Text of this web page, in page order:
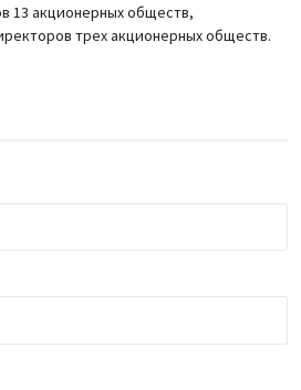
13 акционерных обществ,
трех акционерных обществ.